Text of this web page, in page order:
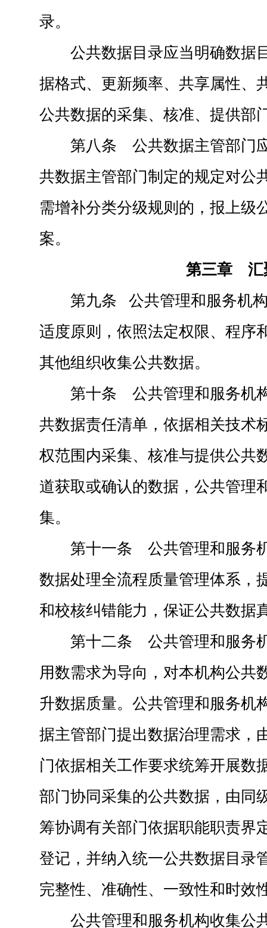
录。
公共数据目录应当明确数据
据格式、更新频率、共享属性、
公共数据的采集、核准、提供部
第八条 公共数据主管部门
共数据主管部门制定的规定对公
需增补分类分级规则的，报上级
案。
第三章 汇
第九条 公共管理和服务机
适度原则，依照法定权限、程序
其他组织收集公共数据。
第十条 公共管理和服务机
共数据责任清单，依据相关技术
权范围内采集、核准与提供公共
道获取或确认的数据，公共管理
集。
第十一条 公共管理和服务
数据处理全流程质量管理体系，
和校核纠错能力，保证公共数据
第十二条 公共管理和服务
用数需求为导向，对本机构公共
升数据质量。公共管理和服务机
据主管部门提出数据治理需求，
门依据相关工作要求统筹开展数
部门协同采集的公共数据，由同
筹协调有关部门依据职能职责界
登记，并纳入统一公共数据目录
完整性、准确性、一致性和时效
公共管理和服务机构收集公